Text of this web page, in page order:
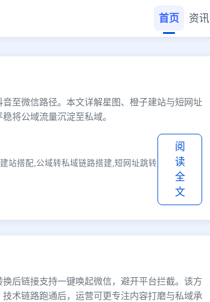
首页 资讯
短网址
至微信路径。本文详解星图、橙子建站与短网址
将公域流量沉淀至私域。
站搭配,公域转私域链路搭建,短网址跳转
阅
读
全
文
后链接支持一键唤起微信，避开平台拦截。该方
术链路跑通后，运营可更专注内容打磨与私域承